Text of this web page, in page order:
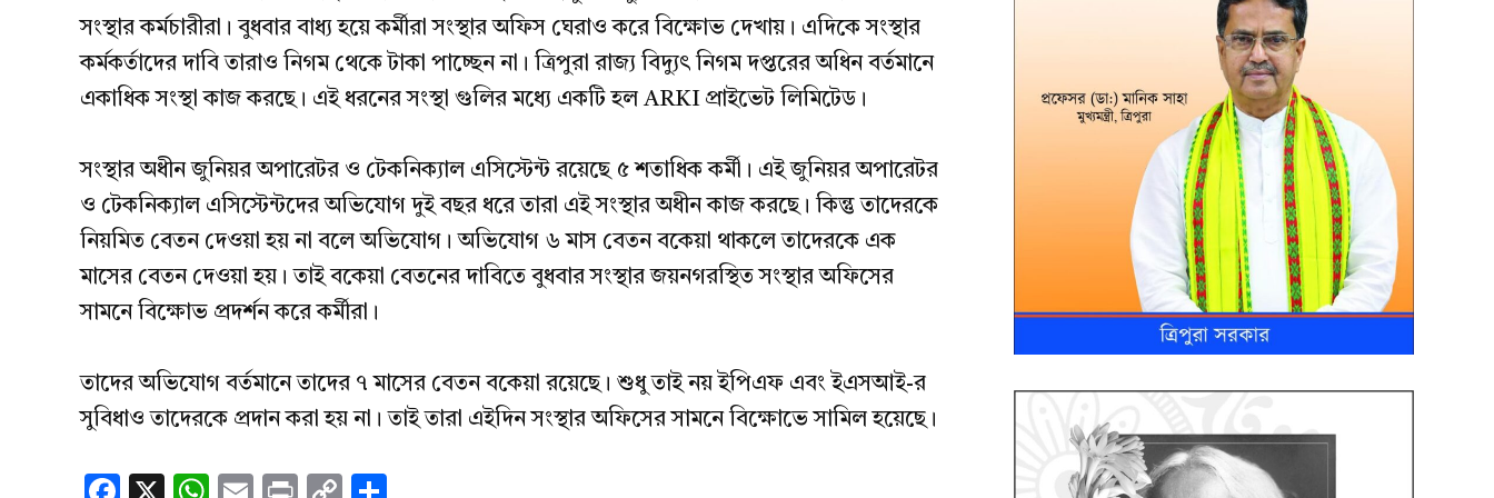
সংস্থার কর্মচারীরা। বুধবার বাধ্য হয়ে কর্মীরা সংস্থার অফিস ঘেরাও করে বিক্ষোভ দেখায়। এদিকে সংস্থার
কর্মকর্তাদের দাবি তারাও নিগম থেকে টাকা পাচ্ছেন না। ত্রিপুরা রাজ্য বিদ্যুৎ নিগম দপ্তরের অধিন বর্তমানে
একাধিক সংস্থা কাজ করছে। এই ধরনের সংস্থা গুলির মধ্যে একটি হল ARKI প্রাইভেট লিমিটেড।
সংস্থার অধীন জুনিয়র অপারেটর ও টেকনিক্যাল এসিস্টেন্ট রয়েছে ৫ শতাধিক কর্মী। এই জুনিয়র অপারেটর
ও টেকনিক্যাল এসিস্টেন্টদের অভিযোগ দুই বছর ধরে তারা এই সংস্থার অধীন কাজ করছে। কিন্তু তাদেরকে
নিয়মিত বেতন দেওয়া হয় না বলে অভিযোগ। অভিযোগ ৬ মাস বেতন বকেয়া থাকলে তাদেরকে এক
মাসের বেতন দেওয়া হয়। তাই বকেয়া বেতনের দাবিতে বুধবার সংস্থার জয়নগরস্থিত সংস্থার অফিসের
সামনে বিক্ষোভ প্রদর্শন করে কর্মীরা।
তাদের অভিযোগ বর্তমানে তাদের ৭ মাসের বেতন বকেয়া রয়েছে। শুধু তাই নয় ইপিএফ এবং ইএসআই-র
সুবিধাও তাদেরকে প্রদান করা হয় না। তাই তারা এইদিন সংস্থার অফিসের সামনে বিক্ষোভে সামিল হয়েছে।